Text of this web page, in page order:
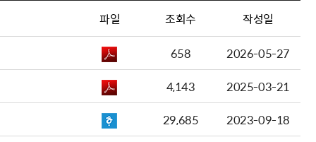
파일 조회수 작성일
658
2026-05-27
4,143
2025-03-21
29,685
2023-09-18